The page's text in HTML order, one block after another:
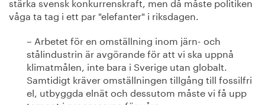
våga ta tag i ett par "elefanter" i riksdagen.
– Arbetet för en omställning inom järn- och
stålindustrin är avgörande för att vi ska uppnå
klimatmålen, inte bara i Sverige utan globalt.
Samtidigt kräver omställningen tillgång till fossilfri
el, utbyggda elnät och dessutom måste vi få upp